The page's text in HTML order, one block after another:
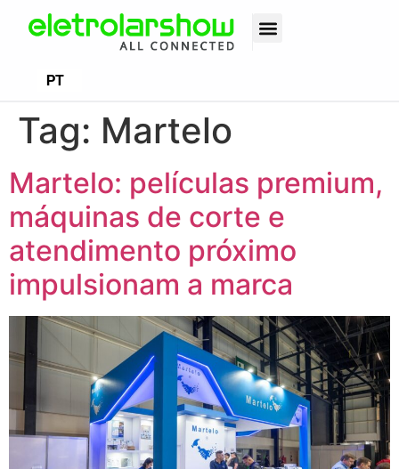
PT
ES
Tag: Martelo
Martelo: películas premium,
máquinas de corte e
atendimento próximo
impulsionam a marca